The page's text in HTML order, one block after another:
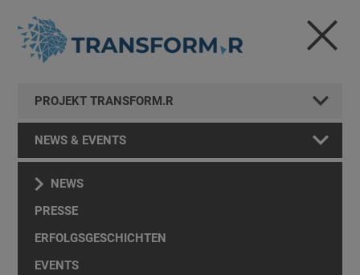
PROJEKT TRANSFORM.R
NEWS & EVENTS
NEWS
PRESSE
ERFOLGSGESCHICHTEN
EVENTS